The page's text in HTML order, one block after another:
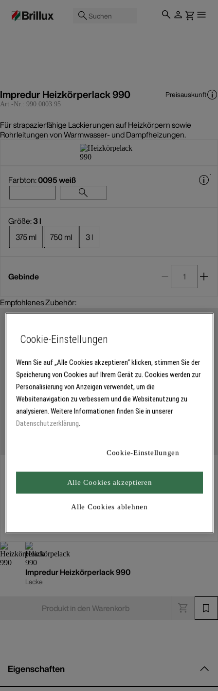
Suchen
Impredur Heizkörperlack 990
Art.-Nr.: 990.0003.95
Preisauskunft
Für strapazierfähige Lackierungen auf Heizkörpern sowie
Rohrleitungen von Warmwasser- und Dampfheizungen.
Farbton:0095 weiß
Größe:3 l
375 ml
750 ml 3 l
Gebinde
Empfohlenes Zubehör:
Für Verfügbarkeiten bitte anmelden
Impredur Heizkörperlack 990
Lacke
Produkt in den Warenkorb
Eigenschaften
Cookie-Einstellungen
Wenn Sie auf „Alle Cookies akzeptieren“ klicken, stimmen Sie der
Speicherung von Cookies auf Ihrem Gerät zu. Cookies werden zur
Personalisierung von Anzeigen verwendet, um die
Websitenavigation zu verbessern und die Websitenutzung zu
analysieren. Weitere Informationen finden Sie in unserer
Datenschutzerklärung.
Cookie-Einstellungen
Alle Cookies ablehnen
Alle Cookies akzeptieren